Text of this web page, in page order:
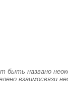
названо
взаимосвязи